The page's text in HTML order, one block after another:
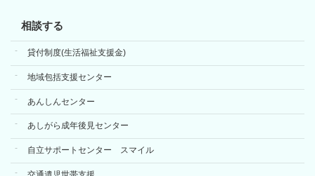
相談する
貸付制度(生活福祉支援金)
地域包括支援センター
あんしんセンター
あしがら成年後見センター
自立サポートセンター スマイル